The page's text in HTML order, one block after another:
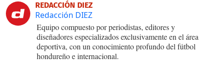
REDACCIÓN DIEZ
Redacción DIEZ
Equipo compuesto por periodistas, editores y
diseñadores especializados exclusivamente en el área
deportiva, con un conocimiento profundo del fútbol
hondureño e internacional.